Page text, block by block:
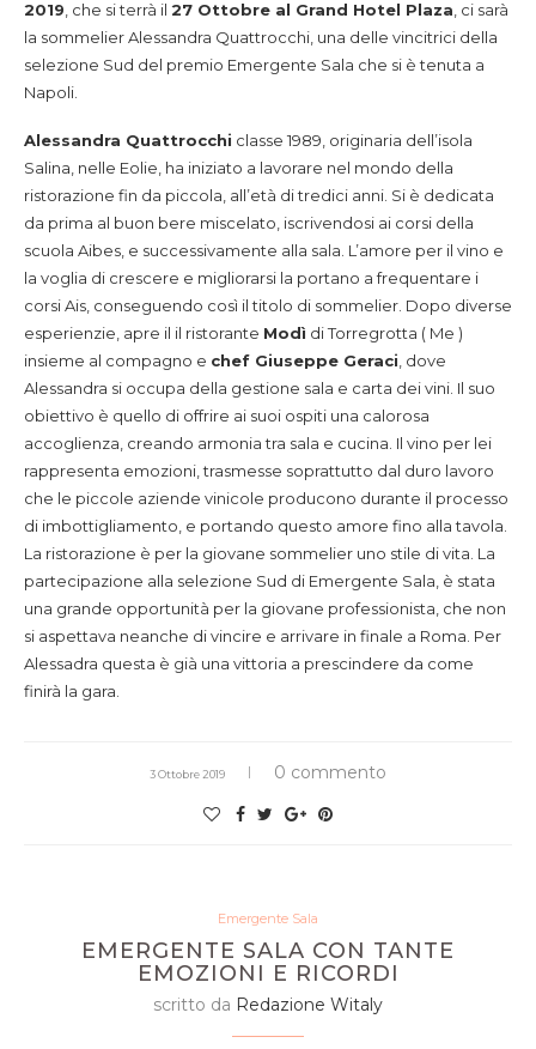
2019 , che si terrà il 27 Ottobre al Grand Hotel Plaza , ci sarà
la sommelier Alessandra Quattrocchi, una delle vincitrici della
selezione Sud del premio Emergente Sala che si è tenuta a
Napoli.
Alessandra Quattrocchi classe 1989, originaria dell’isola
Salina, nelle Eolie, ha iniziato a lavorare nel mondo della
ristorazione fin da piccola, all’età di tredici anni. Si è dedicata
da prima al buon bere miscelato, iscrivendosi ai corsi della
scuola Aibes, e successivamente alla sala. L’amore per il vino e
la voglia di crescere e migliorarsi la portano a frequentare i
corsi Ais, conseguendo così il titolo di sommelier. Dopo diverse
esperienzie, apre il il ristorante Modì di Torregrotta ( Me )
insieme al compagno e chef Giuseppe Geraci , dove
Alessandra si occupa della gestione sala e carta dei vini. Il suo
obiettivo è quello di offrire ai suoi ospiti una calorosa
accoglienza, creando armonia tra sala e cucina. Il vino per lei
rappresenta emozioni, trasmesse soprattutto dal duro lavoro
che le piccole aziende vinicole producono durante il processo
di imbottigliamento, e portando questo amore fino alla tavola.
La ristorazione è per la giovane sommelier uno stile di vita. La
partecipazione alla selezione Sud di Emergente Sala, è stata
una grande opportunità per la giovane professionista, che non
si aspettava neanche di vincire e arrivare in finale a Roma. Per
Alessadra questa è già una vittoria a prescindere da come
finirà la gara.
3 Ottobre 2019 0 commento
Emergente Sala
EMERGENTE SALA CON TANTE
EMOZIONI E RICORDI
scritto da Redazione Witaly